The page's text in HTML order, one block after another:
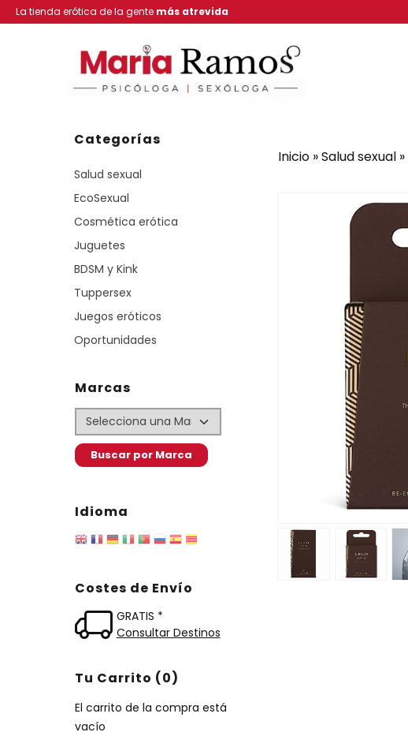
La tienda erótica de la gente más atrevida
Categorías
Salud sexual
EcoSexual
Cosmética erótica
Juguetes
BDSM y Kink
Tuppersex
Juegos eróticos
Oportunidades
Marcas
Idioma
Costes de Envío
GRATIS *
Consultar Destinos
Tu Carrito (0)
El carrito de la compra está
vacío
Inicio »Salud sexual »